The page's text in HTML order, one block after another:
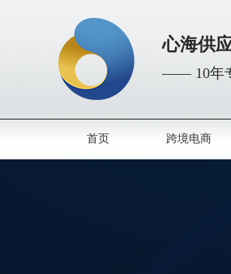
心海供
—— 10年
首页 跨境电商